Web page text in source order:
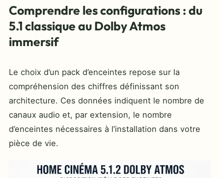
Comprendre les configurations : du
5.1 classique au Dolby Atmos
immersif
Le choix d’un pack d’enceintes repose sur la
compréhension des chiffres définissant son
architecture. Ces données indiquent le nombre de
canaux audio et, par extension, le nombre
d’enceintes nécessaires à l’installation dans votre
pièce de vie.